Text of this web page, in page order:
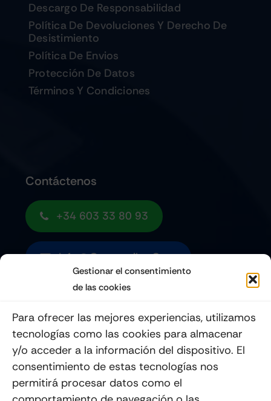
Gestionar el consentimiento
de las cookies
Para ofrecer las mejores experiencias, utilizamos
tecnologías como las cookies para almacenar
y/o acceder a la información del dispositivo. El
consentimiento de estas tecnologías nos
permitirá procesar datos como el
Descargo De Responsabilidad
Política De Devoluciones Y Derecho De
Desistimiento
Política De Envios
Protección De Datos
Términos Y Condiciones
Contáctenos
+34 603 33 80 93
Info@quemoviles.com
Enviar